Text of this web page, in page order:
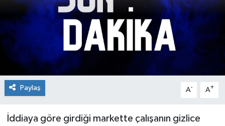
Paylaş A- A+
İddiaya göre girdiği markette çalışanın gizlice
Mizah
Röportaj
Teknoloji